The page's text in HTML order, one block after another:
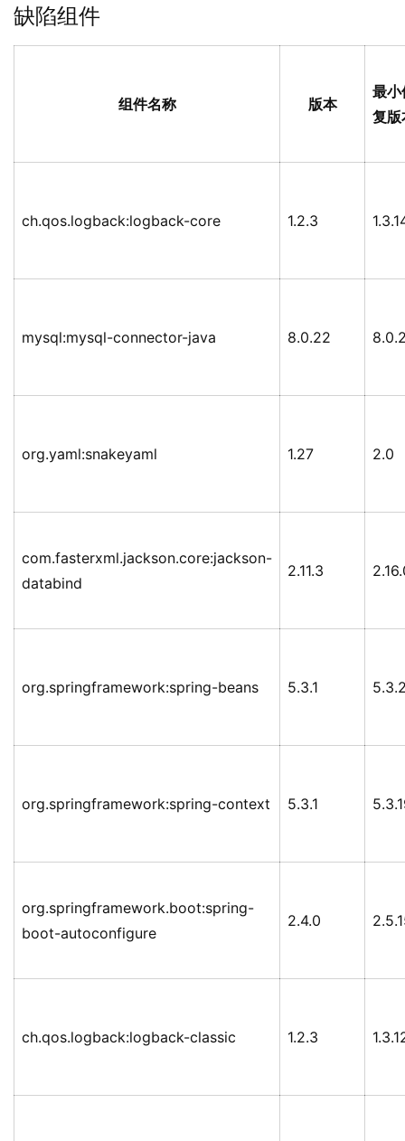
缺陷组件
组件名称 版本
最小
复版
ch.qos.logback:logback-core 1.2.3
mysql:mysql-connector-java 8.0.22
org.yaml:snakeyaml 1.27 2.0
com.fasterxml.jackson.core:jackson-
databind
2.11.3
org.springframework:spring-beans 5.3.1
org.springframework:spring-context 5.3.1
org.springframework.boot:spring-
boot-autoconfigure
2.4.0
ch.qos.logback:logback-classic 1.2.3